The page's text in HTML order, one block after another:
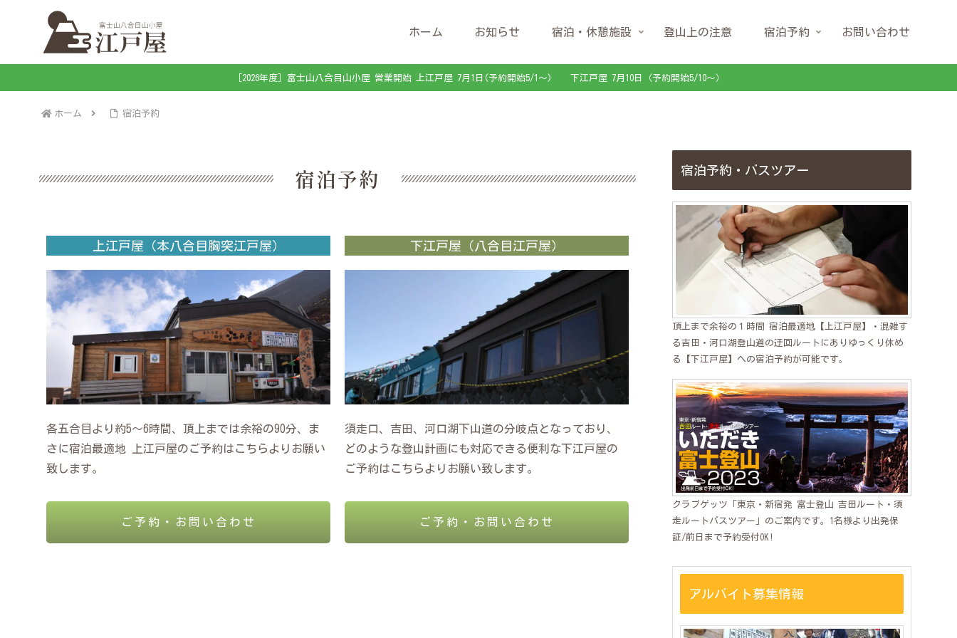
ホーム お知らせ 宿泊・休憩施設 登山上の注意 宿泊予約 お問い合わせ
［2026年度］富士山八合目山小屋 営業開始 上江戸屋 7月1日(予約開始5/1～) 下江戸屋 7月10日（予約開始5/10～）
ホーム 宿泊予約
宿泊予約
上江戸屋（本八合目胸突江戸屋）
各五合目より約5～6時間、頂上までは余裕の90分、ま
さに宿泊最適地 上江戸屋のご予約はこちらよりお願い
致します。
ご予約・お問い合わせ
下江戸屋（八合目江戸屋）
須走口、吉田、河口湖下山道の分岐点となっており、
どのような登山計画にも対応できる便利な下江戸屋の
ご予約はこちらよりお願い致します。
ご予約・お問い合わせ
宿泊予約・バスツアー
頂上まで余裕の１時間 宿泊最適地【上江戸屋】・混雑す
る吉田・河口湖登山道の迂回ルートにありゆっくり休め
る【下江戸屋】への宿泊予約が可能です。
クラブゲッツ「東京・新宿発 富士登山 吉田ルート・須
走ルートバスツアー」のご案内です。1名様より出発保
証/前日まで予約受付OK!
アルバイト募集情報